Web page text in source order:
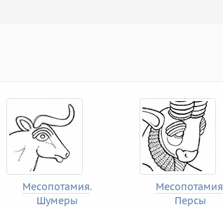
Месопотамия.
Шумеры
Месопотамия
Персы